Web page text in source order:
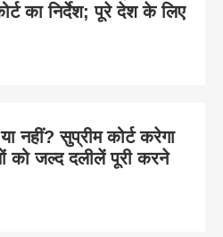
का निर्देश; पूरे देश के लिए
नहीं? सुप्रीम कोर्ट करेगा
को जल्द दलीलें पूरी करने